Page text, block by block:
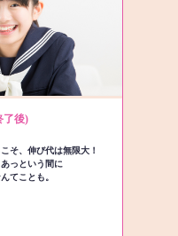
了後)
そ、伸び代は無限大！
っという間に
てことも。